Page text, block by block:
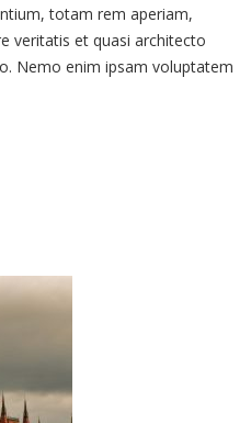
totam rem aperiam,
veritatis et quasi architecto
Nemo enim ipsam voluptatem